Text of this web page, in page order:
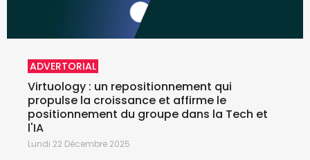
ADVERTORIAL
Virtuology : un repositionnement qui
propulse la croissance et affirme le
positionnement du groupe dans la Tech et
l'IA
Lundi 22 Décembre 2025